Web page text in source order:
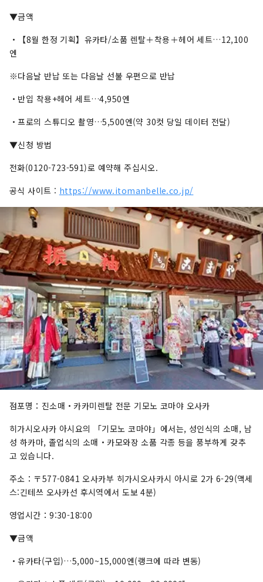
▼금액
・【8월 한정 기획】유카타/소품 렌탈＋착용＋헤어 세트…12,100
엔
※다음날 반납 또는 다음날 선불 우편으로 반납
・반입 착용+헤어 세트…4,950엔
・프로의 스튜디오 촬영…5,500엔(약 30컷 당일 데이터 전달)
▼신청 방법
전화(0120-723-591)로 예약해 주십시오.
공식 사이트 : https://www.itomanbelle.co.jp/
점포명：진소매・카카미렌탈 전문 기모노 코마야 오사카
히가시오사카 아시요의 「기모노 코마야」에서는, 성인식의 소매, 남
성 하카마, 졸업식의 소매・카모와장 소품 각종 등을 풍부하게 갖추
고 있습니다.
주소：〒577-0841 오사카부 히가시오사카시 아시로 2가 6-29(액세
스:긴테쓰 오사카선 후시역에서 도보 4분)
영업시간：9:30-18:00
▼금액
・유카타(구입)…5,000~15,000엔(랭크에 따라 변동)